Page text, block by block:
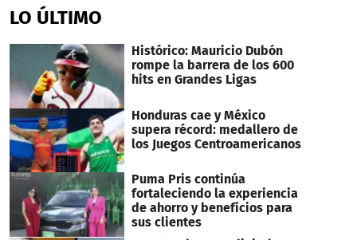
of
2
52
seconds
LO ÚLTIMO
Histórico: Mauricio Dubón
rompe la barrera de los 600
hits en Grandes Ligas
Honduras cae y México
supera récord: medallero de
los Juegos Centroamericanos
Puma Pris continúa
fortaleciendo la experiencia
de ahorro y beneficios para
sus clientes